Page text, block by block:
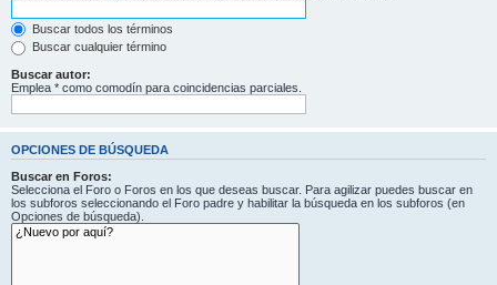
Buscar todos los términos
Buscar cualquier término
Buscar autor:
Emplea * como comodín para coincidencias parciales.
OPCIONES DE BÚSQUEDA
Buscar en Foros:
Selecciona el Foro o Foros en los que deseas buscar. Para agilizar puedes buscar en
los subforos seleccionando el Foro padre y habilitar la búsqueda en los subforos (en
Opciones de búsqueda).